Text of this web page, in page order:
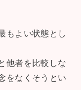
もよい状態とし
他者を比較しな
をなくそうとい